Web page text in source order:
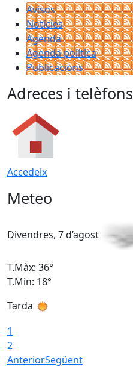
Avisos
Notícies
Agenda
Agenda política
Publicacions
Adreces i telèfons
Accedeix
Meteo
Divendres, 7 d’agost
T.Màx: 36°
T.Min: 18°
Tarda
1
2
AnteriorSegüent